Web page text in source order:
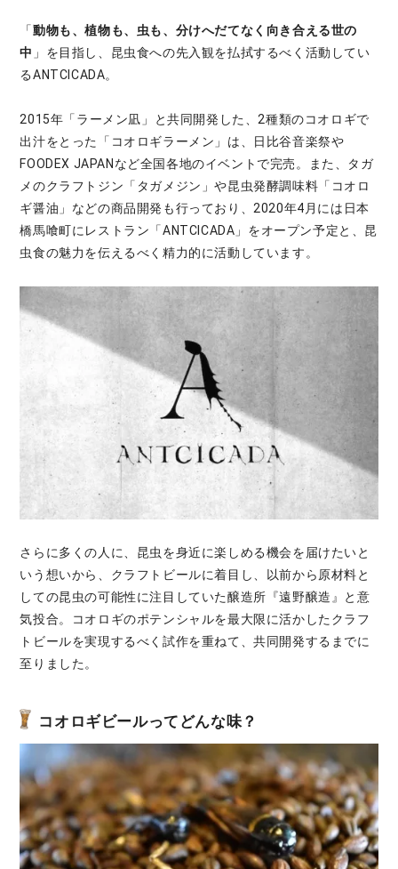
「動物も、植物も、虫も、分けへだてなく向き合える世の
中 」を目指し、昆虫食への先入観を払拭するべく活動してい
るANTCICADA。
2015年「ラーメン凪」と共同開発した、2種類のコオロギで
出汁をとった「コオロギラーメン」は、日比谷音楽祭や
FOODEX JAPANなど全国各地のイベントで完売。また、タガ
メのクラフトジン「タガメジン」や昆虫発酵調味料「コオロ
ギ醤油」などの商品開発も行っており、2020年4月には日本
橋馬喰町にレストラン「ANTCICADA」をオープン予定と、昆
虫食の魅力を伝えるべく精力的に活動しています。
さらに多くの人に、昆虫を身近に楽しめる機会を届けたいと
いう想いから、クラフトビールに着目し、以前から原材料と
しての昆虫の可能性に注目していた醸造所『遠野醸造』と意
気投合。コオロギのポテンシャルを最大限に活かしたクラフ
トビールを実現するべく試作を重ねて、共同開発するまでに
至りました。
コオロギビールってどんな味？